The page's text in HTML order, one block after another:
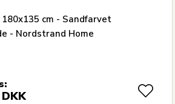
cm - Sandfarvet
- Nordstrand Home
DKK